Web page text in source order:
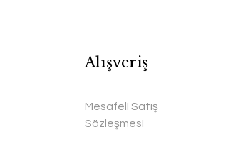
Alışveriş
Mesafeli Satış
Sözleşmesi